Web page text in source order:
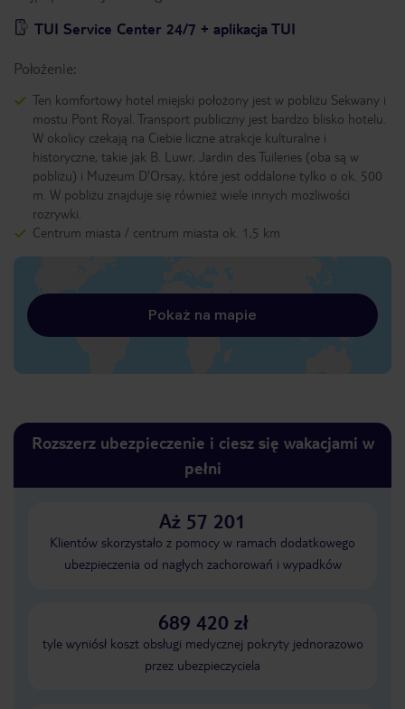
TUI Service Center 24/7 + aplikacja TUI
Położenie:
Ten komfortowy hotel miejski położony jest w pobliżu Sekwany i
mostu Pont Royal. Transport publiczny jest bardzo blisko hotelu.
W okolicy czekają na Ciebie liczne atrakcje kulturalne i
historyczne, takie jak B. Luwr, Jardin des Tuileries (oba są w
pobliżu) i Muzeum D'Orsay, które jest oddalone tylko o ok. 500
m. W pobliżu znajduje się również wiele innych możliwości
rozrywki.
Centrum miasta / centrum miasta ok. 1,5 km
Pokaż na mapie
Rozszerz ubezpieczenie i ciesz się wakacjami w
pełni
Aż 57 201
Klientów skorzystało z pomocy w ramach dodatkowego
ubezpieczenia od nagłych zachorowań i wypadków
689 420 zł
tyle wyniósł koszt obsługi medycznej pokryty jednorazowo
przez ubezpieczyciela